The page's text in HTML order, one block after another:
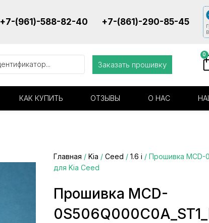
+7-(961)-588-82-40 +7-(861)-290-85-45
Заказать прошивку
0
КАК КУПИТЬ ОТЗЫВЫ О НАС
Главная / Kia / Ceed / 1.6 i / Прошивка MCD-
для Kia Ceed
Прошивка MCD-